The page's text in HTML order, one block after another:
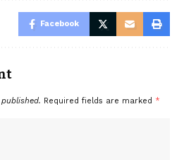
Facebook
Required fields are marked *